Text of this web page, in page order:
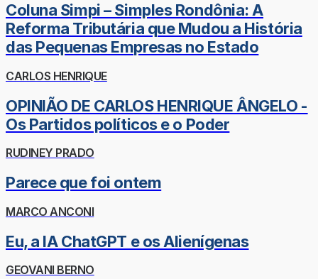
Coluna Simpi – Simples Rondônia: A
Reforma Tributária que Mudou a História
das Pequenas Empresas no Estado
CARLOS HENRIQUE
OPINIÃO DE CARLOS HENRIQUE ÂNGELO -
Os Partidos políticos e o Poder
RUDINEY PRADO
Parece que foi ontem
MARCO ANCONI
Eu, a IA ChatGPT e os Alienígenas
GEOVANI BERNO